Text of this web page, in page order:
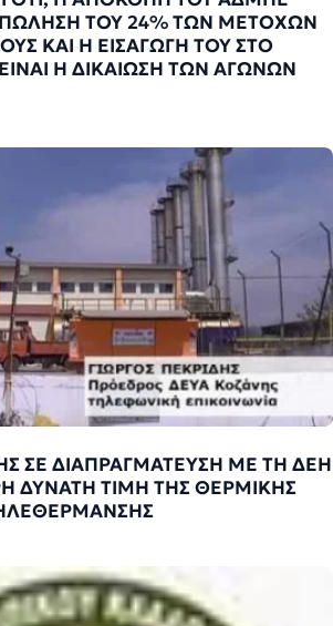
ΤΟΥ 24% ΤΩΝ ΜΕΤΟΧΩΝ
ΚΑΙ Η ΕΙΣΑΓΩΓΗ ΤΟΥ ΣΤΟ
Η ΔΙΚΑΙΩΣΗ ΤΩΝ ΑΓΩΝΩΝ
ΣΕ ΔΙΑΠΡΑΓΜΑΤΕΥΣΗ ΜΕ ΤΗ ΔΕΗ
ΔΥΝΑΤΗ ΤΙΜΗ ΤΗΣ ΘΕΡΜΙΚΗΣ